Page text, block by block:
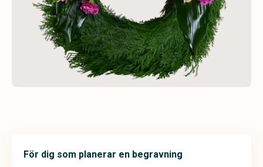
För dig som planerar en begravning